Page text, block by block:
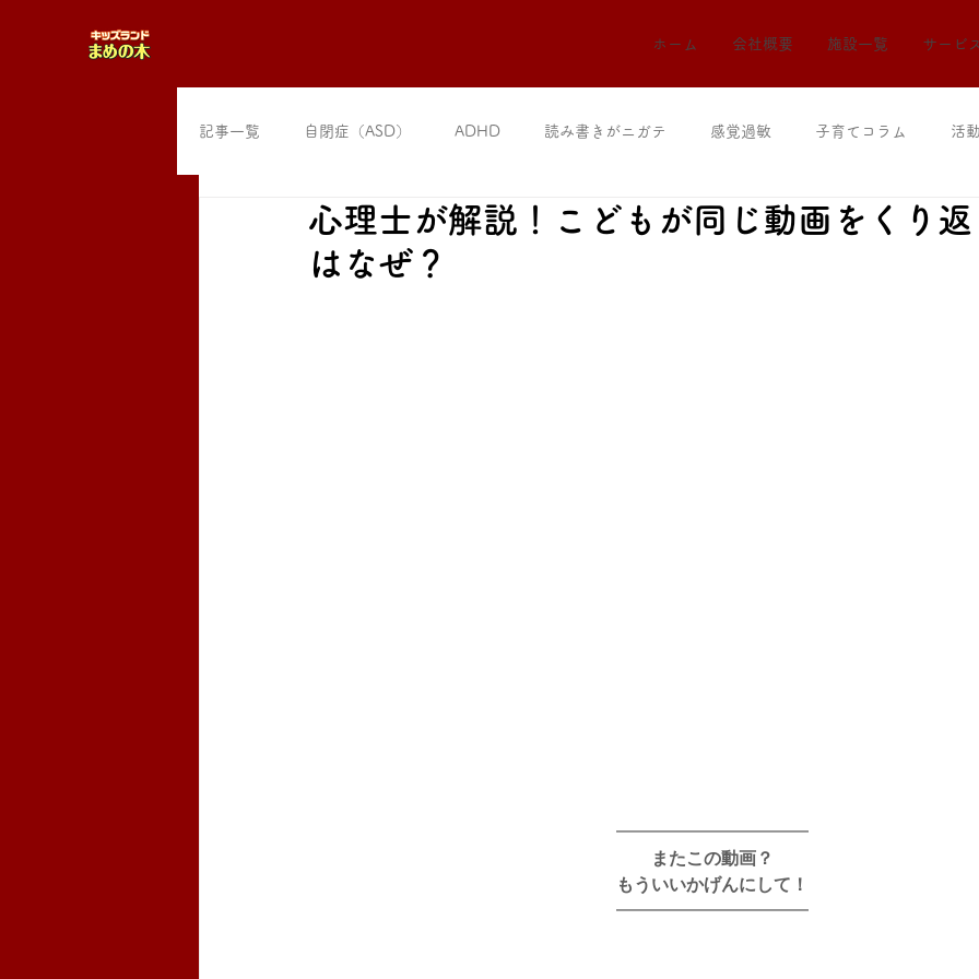
ホーム 会社概要 施設一覧 サービ
記事一覧 自閉症（ASD） ADHD 読み書きがニガテ 感覚過敏 子育てコラム 活
心理士が解説！こどもが同じ動画をくり返
はなぜ？
━━━━━━━━━━━
またこの動画？
もういいかげんにして！
━━━━━━━━━━━